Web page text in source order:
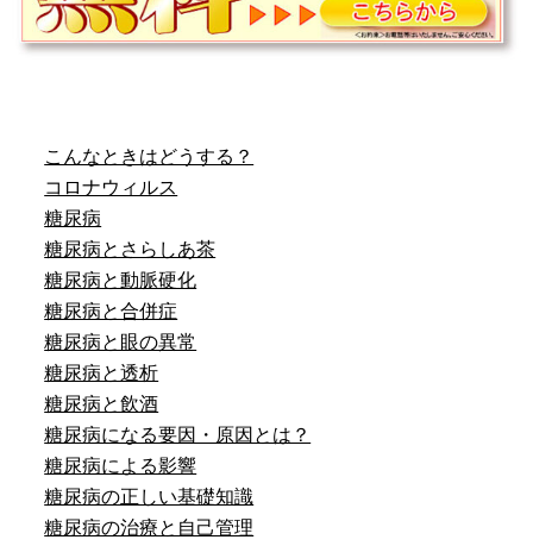
こんなときはどうする？
コロナウィルス
糖尿病
糖尿病とさらしあ茶
糖尿病と動脈硬化
糖尿病と合併症
糖尿病と眼の異常
糖尿病と透析
糖尿病と飲酒
糖尿病になる要因・原因とは？
糖尿病による影響
糖尿病の正しい基礎知識
糖尿病の治療と自己管理